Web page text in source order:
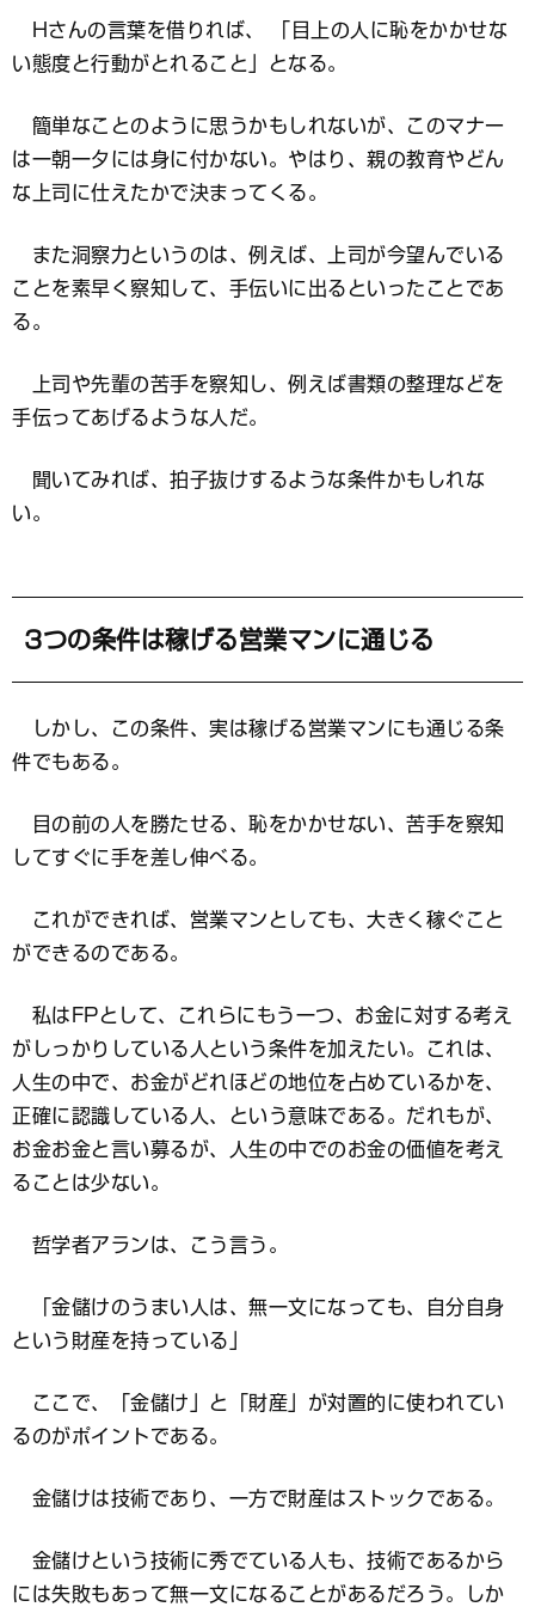
Hさんの言葉を借りれば、 「目上の人に恥をかかせな
い態度と行動がとれること」となる。
簡単なことのように思うかもしれないが、このマナー
は一朝一夕には身に付かない。やはり、親の教育やどん
な上司に仕えたかで決まってくる。
また洞察力というのは、例えば、上司が今望んでいる
ことを素早く察知して、手伝いに出るといったことであ
る。
上司や先輩の苦手を察知し、例えば書類の整理などを
手伝ってあげるような人だ。
聞いてみれば、拍子抜けするような条件かもしれな
い。
3つの条件は稼げる営業マンに通じる
しかし、この条件、実は稼げる営業マンにも通じる条
件でもある。
目の前の人を勝たせる、恥をかかせない、苦手を察知
してすぐに手を差し伸べる。
これができれば、営業マンとしても、大きく稼ぐこと
ができるのである。
私はFPとして、これらにもう一つ、お金に対する考え
がしっかりしている人という条件を加えたい。これは、
人生の中で、お金がどれほどの地位を占めているかを、
正確に認識している人、という意味である。だれもが、
お金お金と言い募るが、人生の中でのお金の価値を考え
ることは少ない。
哲学者アランは、こう言う。
「金儲けのうまい人は、無一文になっても、自分自身
という財産を持っている」
ここで、「金儲け」と「財産」が対置的に使われてい
るのがポイントである。
金儲けは技術であり、一方で財産はストックである。
金儲けという技術に秀でている人も、技術であるから
には失敗もあって無一文になることがあるだろう。しか